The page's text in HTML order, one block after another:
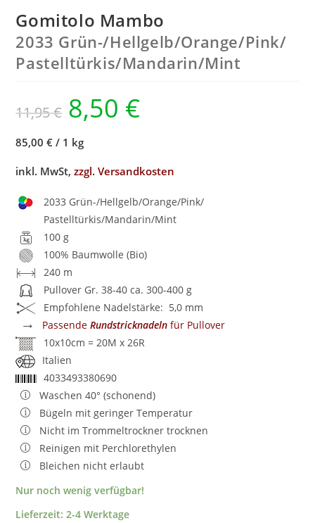
Gomitolo Mambo
2033 Grün-/Hellgelb/Orange/Pink/
Pastelltürkis/Mandarin/Mint
11,95€ 8,50 €
85,00 € / 1 kg
inkl. MwSt,zzgl. Versandkosten
2033 Grün-/Hellgelb/Orange/Pink/
Pastelltürkis/Mandarin/Mint
100 g
100% Baumwolle (Bio)
240 m
Pullover Gr. 38-40 ca. 300-400 g
Empfohlene Nadelstärke: 5,0 mm
→ PassendeRundstricknadeln für Pullover
10x10cm = 20M x 26R
Italien
4033493380690
Waschen 40° (schonend)
Bügeln mit geringer Temperatur
Nicht im Trommeltrockner trocknen
Reinigen mit Perchlorethylen
Bleichen nicht erlaubt
Nur noch wenig verfügbar!
Lieferzeit:2-4 Werktage